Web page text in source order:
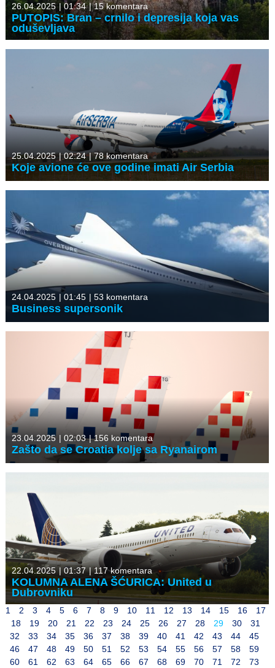
26.04.2025 |01:34 |15 komentara
PUTOPIS: Bran – crnilo i depresija koja vas
oduševljava
25.04.2025 |02:24 |78 komentara
Koje avione će ove godine imati Air Serbia
24.04.2025 | 01:45 | 53 komentara
Business supersonik
23.04.2025 | 02:03 |156 komentara
Zašto da se Croatia kolje sa Ryanairom
22.04.2025 |01:37 |117 komentara
KOLUMNA ALENA ŠĆURICA: United u
Dubrovniku
1 2 3 4 5 6 7 8 9 10 11 12 13 14 15 16
17
18
19 20 21 22 23 24 25 26 27 28 29 30
31
32
33 34 35 36 37 38 39 40 41 42 43 44
45
46
47 48 49 50 51 52 53 54 55 56 57 58
59
60
61 62 63 64 65 66 67 68 69 70 71 72
73